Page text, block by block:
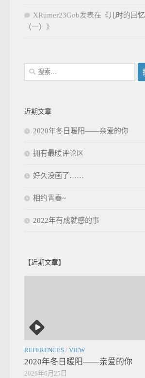
XRumer23Gob发表在《儿时的回忆
（一） 》
搜
索：
近期文章
2020年冬日暖阳——亲爱的你
拥有最暖评论区
好久没画了……
相约青春~
2022年有成就感的事
【近期文章】
REFERENCES / VIEW
2020年冬日暖阳——亲爱的你
2026年6月25日